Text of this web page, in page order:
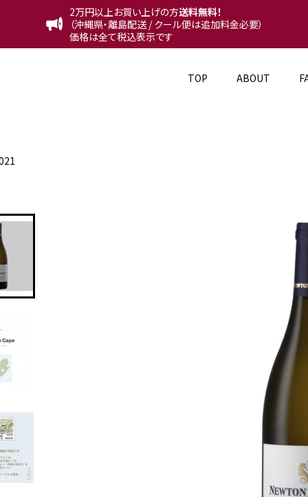
2万円以上お買い上げの方送料無料！
（沖縄県・離島配送 / クール便は追加料金必要）
価格は全て税込表示です
TOP ABOUT